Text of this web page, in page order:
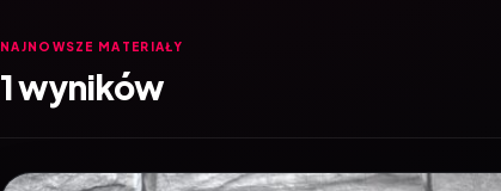
NAJNOWSZE MATERIAŁY
1 wyników